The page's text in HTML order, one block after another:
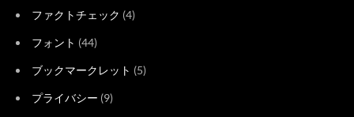
ファクトチェック (4)
フォント (44)
ブックマークレット (5)
プライバシー (9)